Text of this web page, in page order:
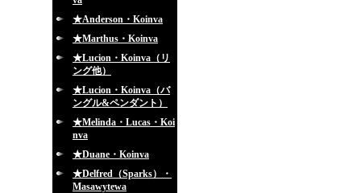
★Anderson・Koinva
★Marthus・Koinva
★Lucion・Koinva（リ
ング他）
★Lucion・Koinva（バ
ングル&ペンダント）
★Melinda・Lucas・Koi
nva
★Duane・Koinva
★Delfred（Sparks）・
Masawytewa